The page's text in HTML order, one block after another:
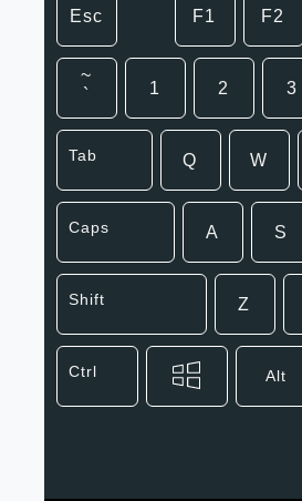
Esc F1 F2
~
`
1 2 3
Tab Q W
Caps A S
Shift Z
Ctrl
Alt